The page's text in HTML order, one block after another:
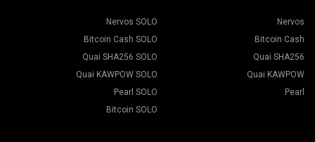
Nervos
Bitcoin Cash
Quai SHA256
Quai KAWPOW
Pearl
Nervos SOLO
Bitcoin Cash SOLO
Quai SHA256 SOLO
Quai KAWPOW SOLO
Pearl SOLO
Bitcoin SOLO